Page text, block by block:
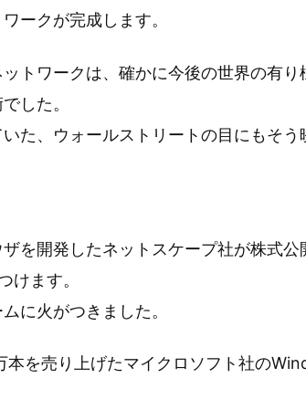
ークが完成します。
トワークは、確かに今後の世界の有
した。
た、ウォールストリートの目にもそう
を開発したネットスケープ社が株式
けます。
に火がつきました。
本を売り上げたマイクロソフト社の